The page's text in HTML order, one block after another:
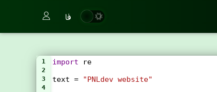
فا
1 import re
2
3
text = "PNLdev website"
4